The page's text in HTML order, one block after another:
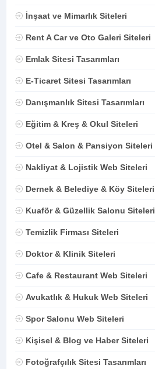
İnşaat ve Mimarlık Siteleri
Rent A Car ve Oto Galeri Siteleri
Emlak Sitesi Tasarımları
E-Ticaret Sitesi Tasarımları
Danışmanlık Sitesi Tasarımları
Eğitim & Kreş & Okul Siteleri
Otel & Salon & Pansiyon Siteleri
Nakliyat & Lojistik Web Siteleri
Dernek & Belediye & Köy Siteleri
Kuaför & Güzellik Salonu Siteleri
Temizlik Firması Siteleri
Doktor & Klinik Siteleri
Cafe & Restaurant Web Siteleri
Avukatlık & Hukuk Web Siteleri
Spor Salonu Web Siteleri
Kişisel & Blog ve Haber Siteleri
Fotoğrafçılık Sitesi Tasarımları